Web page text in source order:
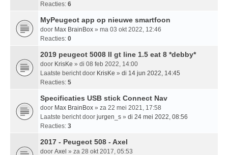
Reacties: 6
MyPeugeot app op nieuwe smartfoon
door Max BrainBox » ma 03 okt 2022, 12:46
Reacties: 0
2019 peugeot 5008 II gt line 1.5 eat 8 *debby*
door KrisKe » di 08 feb 2022, 14:00
Laatste bericht door KrisKe » di 14 jun 2022, 14:45
Reacties: 5
Specificaties USB stick Connect Nav
door Max BrainBox » za 22 mei 2021, 17:58
Laatste bericht door jurgen_s » di 24 mei 2022, 08:56
Reacties: 3
2017 - Peugeot 508 - Axel
door Axel » za 28 okt 2017, 05:53